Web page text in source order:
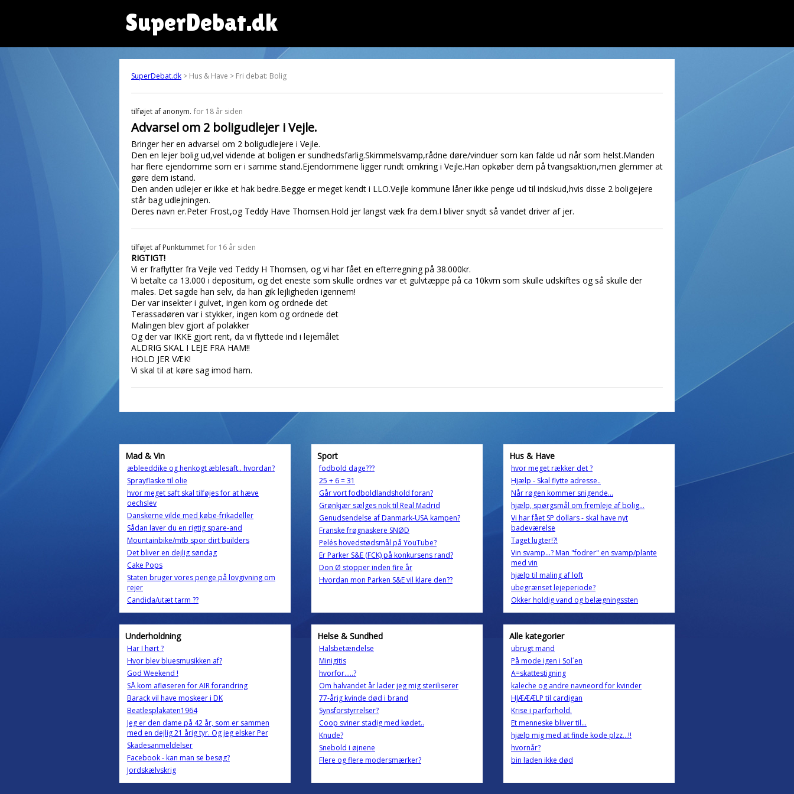
SuperDebat.dk
SuperDebat.dk > Hus & Have > Fri debat: Bolig
tilføjet af anonym. for 18 år siden
Advarsel om 2 boligudlejer i Vejle.
Bringer her en advarsel om 2 boligudlejere i Vejle.
Den en lejer bolig ud,vel vidende at boligen er sundhedsfarlig.Skimmelsvamp,rådne døre/vinduer som kan falde ud når som helst.Manden
har flere ejendomme som er i samme stand.Ejendommene ligger rundt omkring i Vejle.Han opkøber dem på tvangsaktion,men glemmer at
gøre dem istand.
Den anden udlejer er ikke et hak bedre.Begge er meget kendt i LLO.Vejle kommune låner ikke penge ud til indskud,hvis disse 2 boligejere
står bag udlejningen.
Deres navn er.Peter Frost,og Teddy Have Thomsen.Hold jer langst væk fra dem.I bliver snydt så vandet driver af jer.
tilføjet af Punktummet for 16 år siden
RIGTIGT!
Vi er fraflytter fra Vejle ved Teddy H Thomsen, og vi har fået en efterregning på 38.000kr.
Vi betalte ca 13.000 i depositum, og det eneste som skulle ordnes var et gulvtæppe på ca 10kvm som skulle udskiftes og så skulle der
males. Det sagde han selv, da han gik lejligheden igennem!
Der var insekter i gulvet, ingen kom og ordnede det
Terassadøren var i stykker, ingen kom og ordnede det
Malingen blev gjort af polakker
Og der var IKKE gjort rent, da vi flyttede ind i lejemålet
ALDRIG SKAL I LEJE FRA HAM!!
HOLD JER VÆK!
Vi skal til at køre sag imod ham.
Mad & Vin
æbleeddike og henkogt æblesaft.. hvordan?
Sprayflaske til olie
hvor meget saft skal tilføjes for at hæve
oechslev
Danskerne vilde med købe-frikadeller
Sådan laver du en rigtig spare-and
Mountainbike/mtb spor dirt builders
Det bliver en dejlig søndag
Cake Pops
Staten bruger vores penge på lovgivning om
rejer
Candida/utæt tarm ??
Sport
fodbold dage???
25 + 6 = 31
Går vort fodboldlandshold foran?
Grønkjær sælges nok til Real Madrid
Genudsendelse af Danmark-USA kampen?
Franske frøgnaskere SNØD
Pelés hovedstødsmål på YouTube?
Er Parker S&E (FCK) på konkursens rand?
Don Ø stopper inden fire år
Hvordan mon Parken S&E vil klare den??
Hus & Have
hvor meget rækker det ?
Hjælp - Skal flytte adresse..
Når røgen kommer snigende...
hjælp, spørgsmål om fremleje af bolig...
Vi har fået SP dollars - skal have nyt
badeværelse
Taget lugter!?!
Vin svamp...? Man "fodrer" en svamp/plante
med vin
hjælp til maling af loft
ubegrænset lejeperiode?
Okker holdig vand og belægningssten
Underholdning
Har I hørt ?
Hvor blev bluesmusikken af?
God Weekend !
SÅ kom afløseren for AIR forandring
Barack vil have moskeer i DK
Beatlesplakaten1964
Jeg er den dame på 42 år, som er sammen
med en dejlig 21 årig tyr. Og jeg elsker Per
Skadesanmeldelser
Facebook - kan man se besøg?
Jordskælvskrig
Helse & Sundhed
Halsbetændelse
Minigitis
hvorfor.....?
Om halvandet år lader jeg mig steriliserer
77-årig kvinde død i brand
Synsforstyrrelser?
Coop sviner stadig med kødet..
Knude?
Snebold i øjnene
Flere og flere modersmærker?
Alle kategorier
ubrugt mand
På mode igen i Sol´en
A=skattestigning
kaleche og andre navneord for kvinder
HJÆÆÆLP til cardigan
Krise i parforhold.
Et menneske bliver til...
hjælp mig med at finde kode plzz...!!
hvornår?
bin laden ikke død